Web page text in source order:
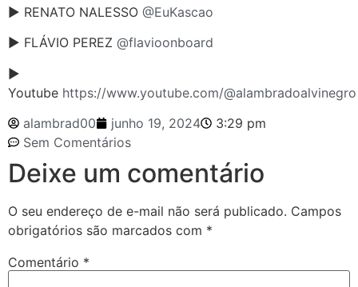
► RENATO NALESSO @EuKascao
► FLÁVIO PEREZ @flavioonboard
►
Youtube https://www.youtube.com/@alambradoalvinegro
alambrad00
junho 19, 2024
3:29 pm
Sem Comentários
Deixe um comentário
O seu endereço de e-mail não será publicado. Campos
obrigatórios são marcados com *
Comentário *